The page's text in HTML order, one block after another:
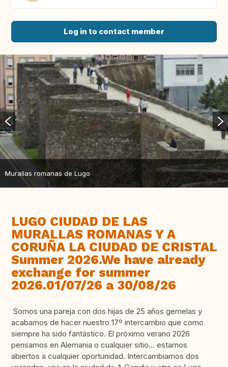
Log in to contact member
Murallas romanas de Lugo
LUGO CIUDAD DE LAS
MURALLAS ROMANAS Y A
CORUÑA LA CIUDAD DE CRISTAL
Summer 2026.We have already
exchange for summer
2026.01/07/26 a 30/08/26
Somos una pareja con dos hijas de 25 años gemelas y
acabamos de hacer nuestro 17º intercambio que como
siempre ha sido fantástico. El próximo verano 2026
pensamos en Alemania o cualquier sitio... estamos
abiertos a cualquier oportunidad. Intercambiamos dos